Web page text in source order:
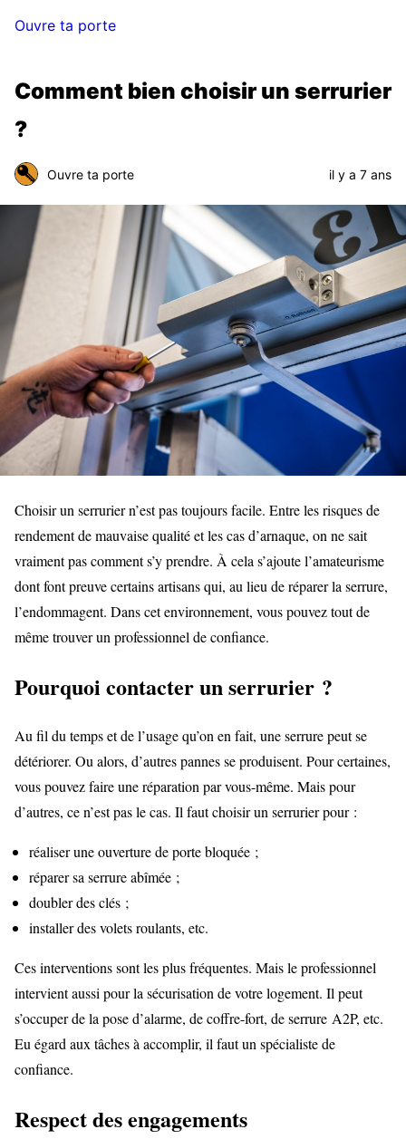
Ouvre ta porte
Comment bien choisir un serrurier
?
Ouvre ta porte il y a 7 ans
Choisir un serrurier n’est pas toujours facile. Entre les risques de
rendement de mauvaise qualité et les cas d’arnaque, on ne sait
vraiment pas comment s’y prendre. À cela s’ajoute l’amateurisme
dont font preuve certains artisans qui, au lieu de réparer la serrure,
l’endommagent. Dans cet environnement, vous pouvez tout de
même trouver un professionnel de confiance.
Pourquoi contacter un serrurier ?
Au fil du temps et de l’usage qu’on en fait, une serrure peut se
détériorer. Ou alors, d’autres pannes se produisent. Pour certaines,
vous pouvez faire une réparation par vous-même. Mais pour
d’autres, ce n’est pas le cas. Il faut choisir un serrurier pour :
réaliser une ouverture de porte bloquée ;
réparer sa serrure abîmée ;
doubler des clés ;
installer des volets roulants, etc.
Ces interventions sont les plus fréquentes. Mais le professionnel
intervient aussi pour la sécurisation de votre logement. Il peut
s’occuper de la pose d’alarme, de coffre-fort, de serrure A2P, etc.
Eu égard aux tâches à accomplir, il faut un spécialiste de
confiance.
Respect des engagements